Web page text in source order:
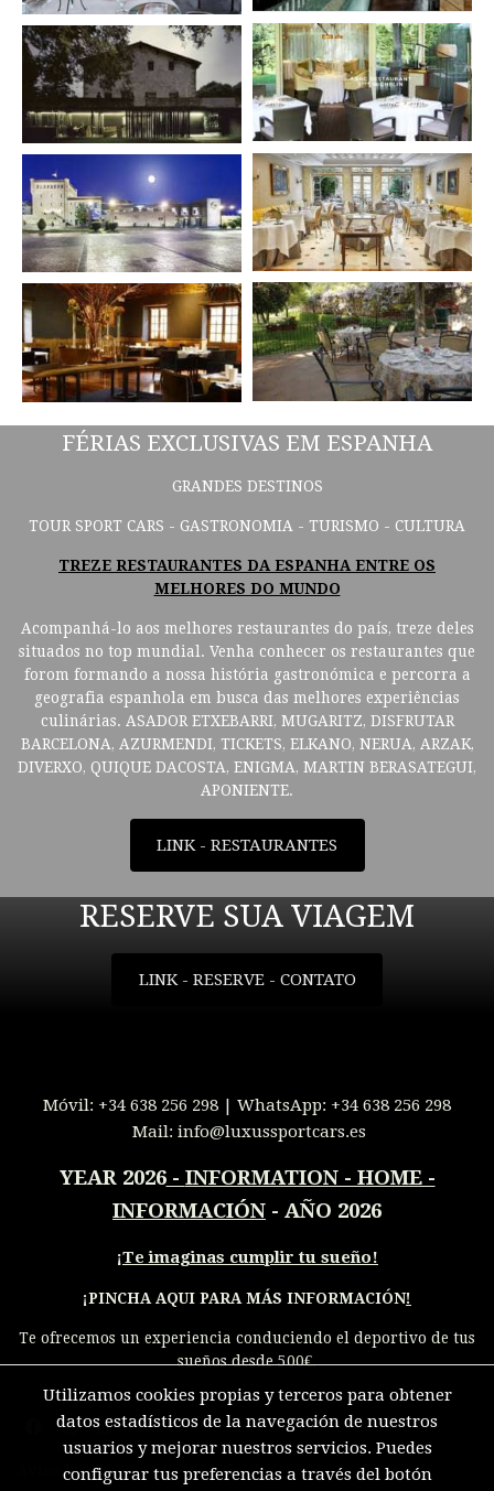
FÉRIAS EXCLUSIVAS EM ESPANHA
GRANDES DESTINOS
TOUR SPORT CARS - GASTRONOMIA - TURISMO - CULTURA
TREZE RESTAURANTES DA ESPANHA ENTRE OS
MELHORES DO MUNDO
Acompanhá-lo aos melhores restaurantes do país, treze deles
situados no top mundial. Venha conhecer os restaurantes que
forom formando a nossa história gastronómica e percorra a
geografia espanhola em busca das melhores experiências
culinárias. ASADOR ETXEBARRI, MUGARITZ, DISFRUTAR
BARCELONA, AZURMENDI, TICKETS, ELKANO, NERUA, ARZAK,
DIVERXO, QUIQUE DACOSTA, ENIGMA, MARTIN BERASATEGUI,
APONIENTE.
LINK - RESTAURANTES
RESERVE SUA VIAGEM
LINK - RESERVE - CONTATO
Móvil: +34 638 256 298 | WhatsApp: +34 638 256 298
Mail: info@luxussportcars.es
YEAR 2026- INFORMATION - HOME -
INFORMACIÓN - AÑO 2026
¡Te imaginas cumplir tu sueño!
¡PINCHA AQUI PARA MÁS INFORMACIÓN!
Te ofrecemos un experiencia conduciendo el deportivo de tus
sueños desde 500€.
Aviso legal
Utilizamos cookies propias y terceros para obtener
datos estadísticos de la navegación de nuestros
usuarios y mejorar nuestros servicios. Puedes
configurar tus preferencias a través del botón